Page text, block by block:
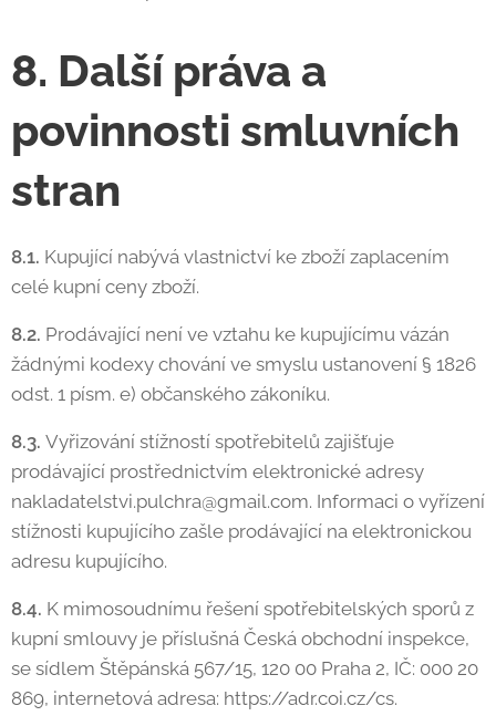
8. Další práva a
povinnosti smluvních
stran
8.1. Kupující nabývá vlastnictví ke zboží zaplacením
celé kupní ceny zboží.
8.2. Prodávající není ve vztahu ke kupujícímu vázán
žádnými kodexy chování ve smyslu ustanovení § 1826
odst. 1 písm. e) občanského zákoníku.
8.3. Vyřizování stížností spotřebitelů zajišťuje
prodávající prostřednictvím elektronické adresy
nakladatelstvi.pulchra@gmail.com. Informaci o vyřízení
stížnosti kupujícího zašle prodávající na elektronickou
adresu kupujícího.
8.4. K mimosoudnímu řešení spotřebitelských sporů z
kupní smlouvy je příslušná Česká obchodní inspekce,
se sídlem Štěpánská 567/15, 120 00 Praha 2, IČ: 000 20
869, internetová adresa: https://adr.coi.cz/cs.